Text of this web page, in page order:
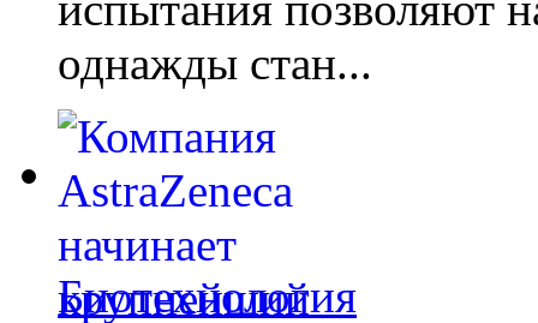
однажды стан...
Биотехнология